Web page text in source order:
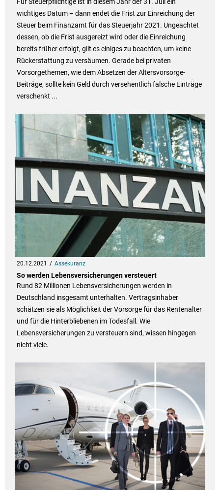
Für Steuerpflichtige ist in diesem Jahr der 31. Juli ein
wichtiges Datum – dann endet die Frist zur Einreichung der
Steuer beim Finanzamt für das Steuerjahr 2021. Ungeachtet
dessen, ob die Frist ausgereizt wird oder die Einreichung
bereits früher erfolgt, gilt es einiges zu beachten, um keine
Rückerstattung zu versäumen. Gerade bei privaten
Vorsorgethemen, wie dem Absetzen der Altersvorsorge-
Beiträge, sollte kein Geld durch versehentlich falsche Einträge
verschenkt ...
20.12.2021 Assekuranz
So werden Lebensversicherungen versteuert
Rund 82 Millionen Lebensversicherungen werden in
Deutschland insgesamt unterhalten. Vertragsinhaber
schätzen sie als Möglichkeit der Vorsorge für das Rentenalter
und für die Hinterbliebenen im Todesfall. Wie
Lebensversicherungen zu versteuern sind, wissen hingegen
nicht viele.